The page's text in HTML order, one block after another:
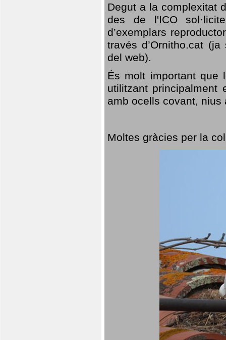
Degut a la complexitat
des de l'ICO
d’exemplars
través d’Ornitho.cat
del web).
És molt important que
utilitzant
amb ocells covant,
Moltes gràcies per la